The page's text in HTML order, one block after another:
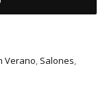
Verano, Salones,